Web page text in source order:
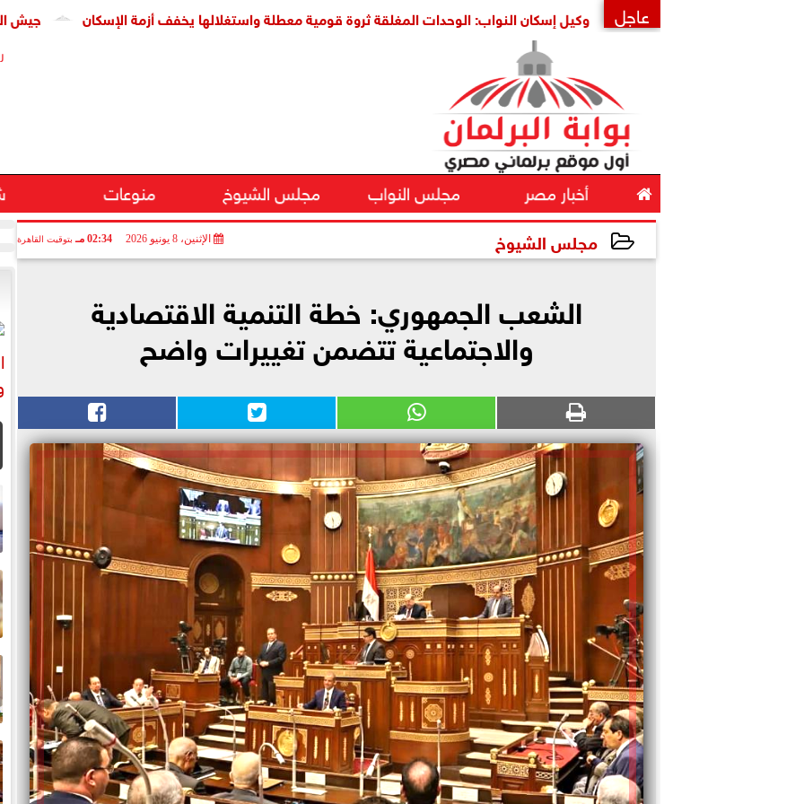
عاجل جيش الاحتلال: مقتل جنديين وكيل إسكان النواب: الوحدات المغلقة ثروة قومية معطلة واستغلالها يخفف أزمة الإسكان
 أخبار مصر مجلس النواب مجلس الشيوخ منوعات
مجلس الشيوخ الإثنين، 8 يونيو 2026 02:34 مـ بتوقيت القاهرة
الشعب الجمهوري: خطة التنمية الاقتصادية
والاجتماعية تتضمن تغييرات واضح